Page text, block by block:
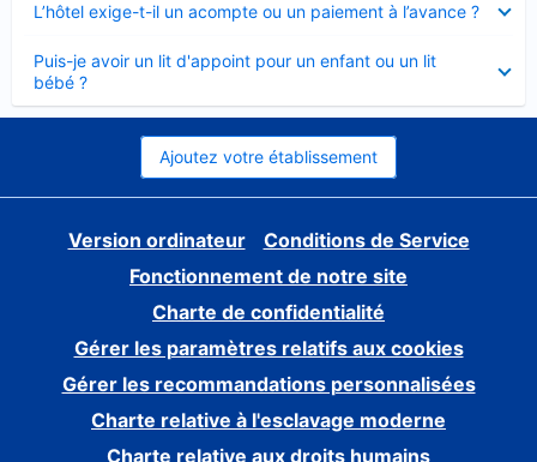
L’hôtel exige-t-il un acompte ou un paiement à l’avance ?
fermé
Puis-je avoir un lit d'appoint pour un enfant ou un lit
bébé ?
fermé
Ajoutez votre établissement
Version ordinateur
Conditions de Service
Fonctionnement de notre site
Charte de confidentialité
Gérer les paramètres relatifs aux cookies
Gérer les recommandations personnalisées
Charte relative à l'esclavage moderne
Charte relative aux droits humains